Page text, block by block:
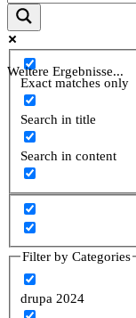
Weitere Ergebnisse...
Exact matches only
Search in title
Search in content
Filter by Categories
drupa 2024